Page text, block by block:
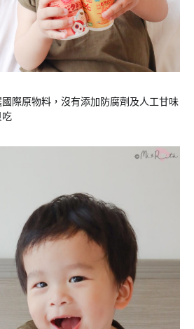
際原物料，沒有添加防腐劑及人工甘味
吃